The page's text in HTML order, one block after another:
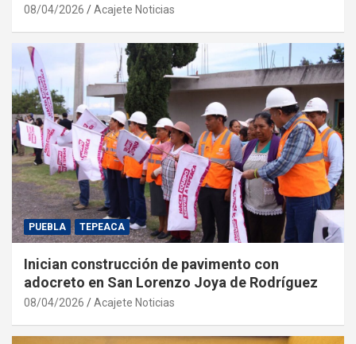
08/04/2026 Acajete Noticias
PUEBLA TEPEACA
Inician construcción de pavimento con
adocreto en San Lorenzo Joya de Rodríguez
08/04/2026 Acajete Noticias